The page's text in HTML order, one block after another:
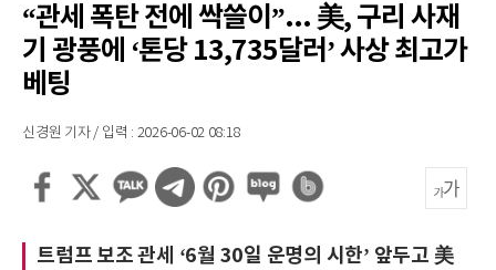
“관세 폭탄 전에 싹쓸이”... 美, 구리 사재
기 광풍에 ‘톤당 13,735달러’ 사상 최고가
베팅
신경원 기자 / 입력 : 2026-06-02 08:18
트럼프 보조 관세 ‘6월 30일 운명의 시한’ 앞두고 美